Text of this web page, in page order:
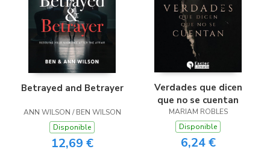
Betrayed and Betrayer
ANN WILSON / BEN WILSON
Disponible
12,69 €
Verdades que dicen
que no se cuentan
MARIAM ROBLES
Disponible
6,24 €